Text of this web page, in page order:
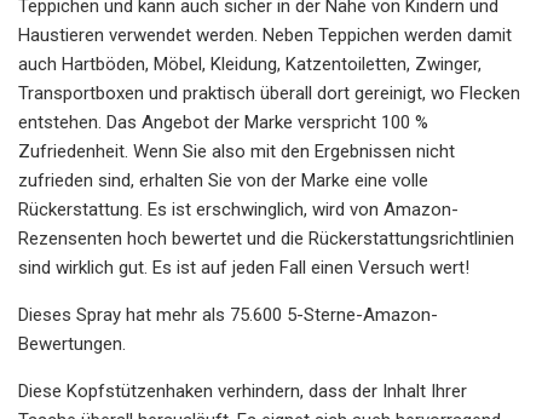
Teppichen und kann auch sicher in der Nähe von Kindern und
Haustieren verwendet werden. Neben Teppichen werden damit
auch Hartböden, Möbel, Kleidung, Katzentoiletten, Zwinger,
Transportboxen und praktisch überall dort gereinigt, wo Flecken
entstehen. Das Angebot der Marke verspricht 100 %
Zufriedenheit. Wenn Sie also mit den Ergebnissen nicht
zufrieden sind, erhalten Sie von der Marke eine volle
Rückerstattung. Es ist erschwinglich, wird von Amazon-
Rezensenten hoch bewertet und die Rückerstattungsrichtlinien
sind wirklich gut. Es ist auf jeden Fall einen Versuch wert!
Dieses Spray hat mehr als 75.600 5-Sterne-Amazon-
Bewertungen.
Diese Kopfstützenhaken verhindern, dass der Inhalt Ihrer